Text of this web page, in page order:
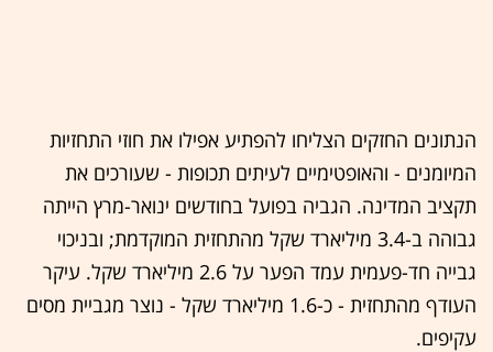
הנתונים החזקים הצליחו להפתיע אפילו את חוזי התחזיות
המיומנים - והאופטימיים לעיתים תכופות - שעורכים את
תקציב המדינה. הגביה בפועל בחודשים ינואר-מרץ הייתה
גבוהה ב-3.4 מיליארד שקל מהתחזית המוקדמת; ובניכוי
גבייה חד-פעמית עמד הפער על 2.6 מיליארד שקל. עיקר
העודף מהתחזית - כ-1.6 מיליארד שקל - נוצר מגביית מסים
עקיפים.